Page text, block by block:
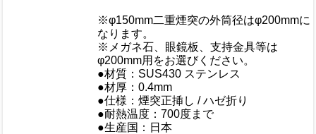
※φ150mm二重煙突の外筒径はφ200mmに
なります。
※メガネ石、眼鏡板、支持金具等は
φ200mm用をお選びください。
●材質：SUS430 ステンレス
●材厚：0.4mm
●仕様：煙突正挿し / ハゼ折り
●耐熱温度：700度まで
●生産国：日本